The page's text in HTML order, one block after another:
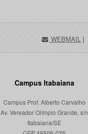
WEBMAIL |
Campus Itabaiana
Campus Prof. Alberto Carvalho
Av. Vereador Olímpio Grande, s/n
Itabaiana/SE